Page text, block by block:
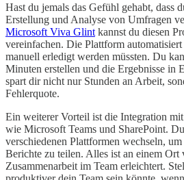
Hast du jemals das Gefühl gehabt, dass
Erstellung und Analyse von Umfragen
Microsoft Viva Glint kannst du diesen
vereinfachen. Die Plattform
manuell erledigt werden müssten. Du
Minuten erstellen und die Ergebnisse in
spart dir nicht nur Stunden an Arbeit,
Fehlerquote.
Ein weiterer Vorteil ist die Integration
wie Microsoft Teams und SharePoint.
verschiedenen Plattformen wechseln,
Berichte zu teilen. Alles ist an einem Ort
Zusammenarbeit im Team erleichtert.